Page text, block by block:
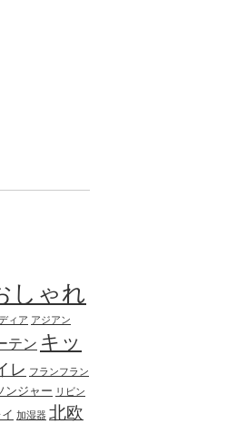
しゃれ
ィア アジアン
テン キッ
レ フランフラン
ンジャー リビン
加湿器 北欧